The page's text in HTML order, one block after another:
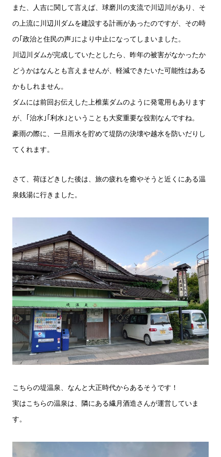
また、人吉に関して言えば、球磨川の支流で川辺川があり、そ
の上流に川辺川ダムを建設する計画があったのですが、その時
の｢政治と住民の声｣により中止になってしまいました。
川辺川ダムが完成していたとしたら、昨年の被害がなかったか
どうかはなんとも言えませんが、軽減できたいた可能性はある
かもしれません。
ダムには前回お伝えした上椎葉ダムのように発電用もあります
が、｢治水｣｢利水｣ということも大変重要な役割なんですね。
豪雨の際に、一旦雨水を貯めて堤防の決壊や越水を防いだりし
てくれます。
さて、荷ほどきした後は、旅の疲れを癒やそうと近くにある温
泉銭湯に行きました。
こちらの堤温泉、なんと大正時代からあるそうです！
実はこちらの温泉は、隣にある繊月酒造さんが運営していま
す。